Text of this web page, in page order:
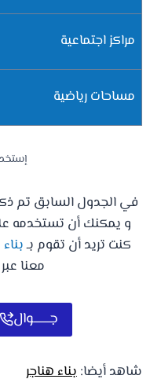
مراكز اجتماعية
مساحات رياضية
في الجدول السابق تم
و يمكنك أن تستخدمه
كنت تريد أن تقوم بـ
معنا عبر
جـــــــوال
شاهد أيضا:بناء هناجر